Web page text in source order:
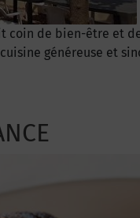
coin de bien-être et
généreuse et